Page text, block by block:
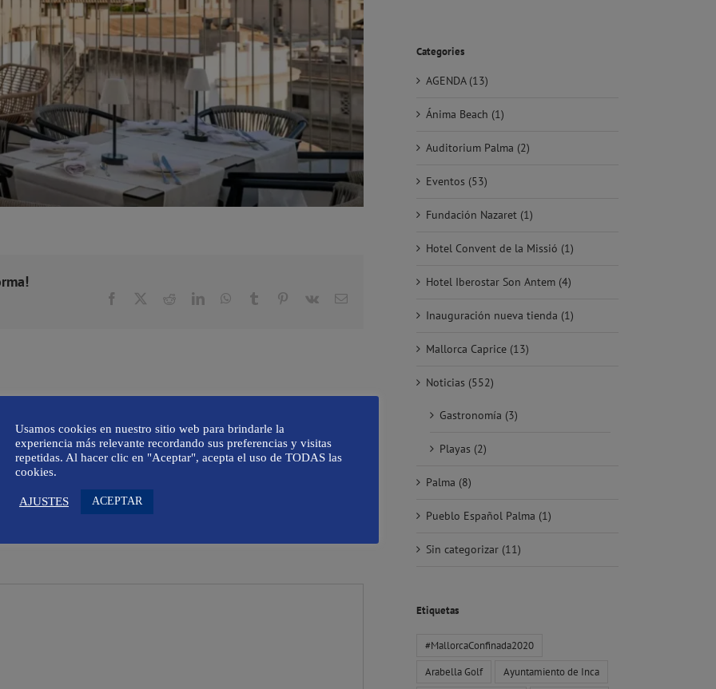
Facebook RedditLinkedInWhatsApp
Tumblr Pinterest
Vk
Correo
Categories
AGENDA (13)
Ánima Beach (1)
Auditorium Palma (2)
Eventos (53)
Fundación Nazaret (1)
Hotel Convent de la Missió (1)
Hotel Iberostar Son Antem (4)
Inauguración nueva tienda (1)
Mallorca Caprice (13)
Noticias (552)
Gastronomía (3)
Playas (2)
Palma (8)
Pueblo Español Palma (1)
Sin categorizar (11)
Etiquetas
#MallorcaConfinada2020
Arabella Golf Ayuntamiento de Inca
Usamos cookies en nuestro sitio web para brindarle la
experiencia más relevante recordando sus preferencias y visitas
repetidas. Al hacer clic en "Aceptar", acepta el uso de TODAS las
cookies.
AJUSTES ACEPTAR